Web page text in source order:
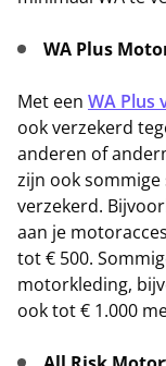
WA Plus
Met een WA Plus
ook verzekerd
anderen of
zijn ook
verzekerd.
aan je
tot € 500.
motorkleding,
ook tot € 1.000